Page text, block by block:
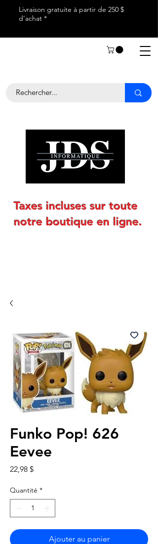
Livraison gratuite à partir de 250 $
d’achat *
Taxes incluses sur toute
notre boutique en ligne.
Funko Pop! 626
Eevee
22,98 $Prix
Quantité *
Ajouter au panier